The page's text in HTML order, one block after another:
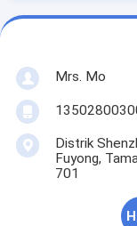
Mrs. Mo
Distrik
Fuyong,
701